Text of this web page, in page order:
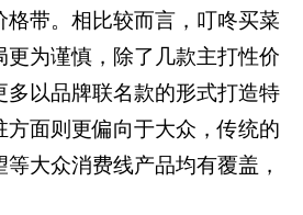
格带。相比较而言，叮咚买菜
更为谨慎，除了几款主打性价
多以品牌联名款的形式打造特
方面则更偏向于大众，传统的
大众消费线产品均有覆盖，